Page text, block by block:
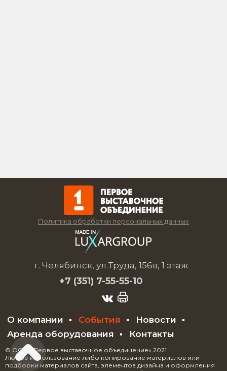
Политика обработки персональных данных
г. Челябинск, ул.Труда, 156в, 1 этаж
+7 (351) 7-55-55-10
О компании События
Новости
Аренда оборудования
Контакты
© ООО «Первое выставочное объединение» 2021
Любое использование либо копирование материалов или
подборки материалов сайта, элементов дизайна и оформления